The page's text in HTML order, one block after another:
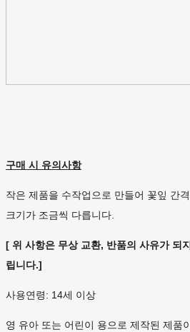
구매 시 유의사항
작은 제품을 수작업으로 만들어 꽃잎 간
크기가 조금씩 다릅니다.
[ 위 사항은 무상 교환, 반품의 사유가 되
립니다.]
사용연령: 14세 이상
영 유아 또는 어린이 용으로 제작된 제품